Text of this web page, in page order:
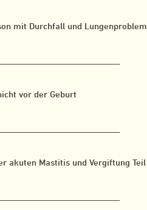
mit Durchfall und
vor der Geburt
akuten Mastitis und Vergiftung Teil